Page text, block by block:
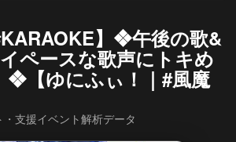
】❖午後の歌&
ペースな歌声にトキめ
❖【ゆにふぃ！｜#風魔
支援イベント解析データ